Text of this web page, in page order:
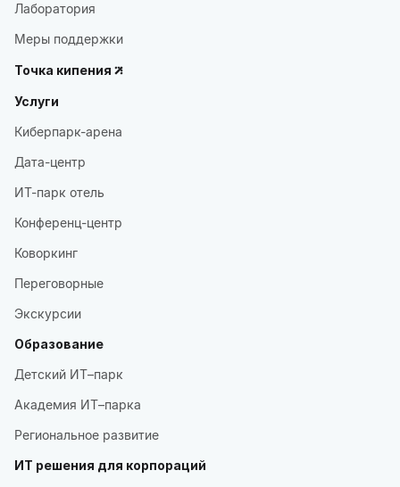
Лаборатория
Меры поддержки
Точка кипения
Услуги
Киберпарк-арена
Дата-центр
ИТ-парк отель
Конференц-центр
Коворкинг
Переговорные
Экскурсии
Образование
Детский ИТ–парк
Академия ИТ–парка
Региональное развитие
ИТ решения для корпораций